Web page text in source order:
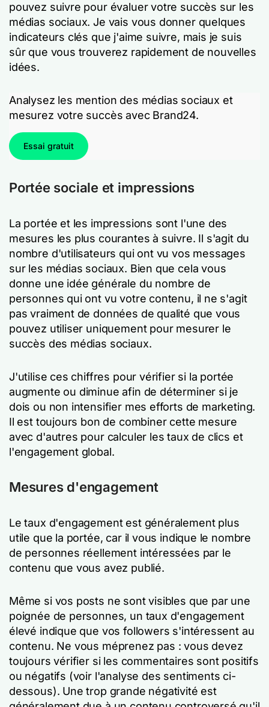
pouvez suivre pour évaluer votre succès sur les
médias sociaux. Je vais vous donner quelques
indicateurs clés que j'aime suivre, mais je suis
sûr que vous trouverez rapidement de nouvelles
idées.
Analysez les mention des médias sociaux et
mesurez votre succès avec Brand24.
Essai gratuit
Portée sociale et impressions
La portée et les impressions sont l'une des
mesures les plus courantes à suivre. Il s'agit du
nombre d'utilisateurs qui ont vu vos messages
sur les médias sociaux. Bien que cela vous
donne une idée générale du nombre de
personnes qui ont vu votre contenu, il ne s'agit
pas vraiment de données de qualité que vous
pouvez utiliser uniquement pour mesurer le
succès des médias sociaux.
J'utilise ces chiffres pour vérifier si la portée
augmente ou diminue afin de déterminer si je
dois ou non intensifier mes efforts de marketing.
Il est toujours bon de combiner cette mesure
avec d'autres pour calculer les taux de clics et
l'engagement global.
Mesures d'engagement
Le taux d'engagement est généralement plus
utile que la portée, car il vous indique le nombre
de personnes réellement intéressées par le
contenu que vous avez publié.
Même si vos posts ne sont visibles que par une
poignée de personnes, un taux d'engagement
élevé indique que vos followers s'intéressent au
contenu. Ne vous méprenez pas : vous devez
toujours vérifier si les commentaires sont positifs
ou négatifs (voir l'analyse des sentiments ci-
dessous). Une trop grande négativité est